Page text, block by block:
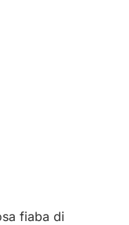
fiaba di